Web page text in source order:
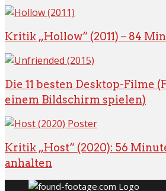
Kritik „Hollow“ (2011) – 84
Die 11 besten Desktop-Filme
einem Bildschirm spielen)
Kritik „Host“ (2020): 56
anhalten